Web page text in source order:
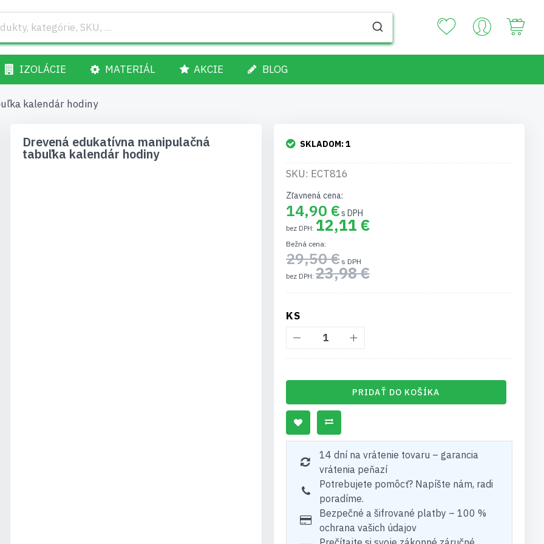
IZOLÁCIE MATERIÁL AKCIE BLOG
kalendár hodiny
Drevená edukatívna manipulačná
tabuľka kalendár hodiny
SKLADOM:1
SKU: ECT816
Zľavnená cena
14,90 €
12,11 €
Bežná cena
29,50 €
23,98 €
KS
PRIDAŤ DO KOŠÍKA
14 dní na vrátenie tovaru – garancia
vrátenia peňazí
Potrebujete pomôcť? Napíšte nám, radi
poradíme.
Bezpečné a šifrované platby – 100 %
ochrana vašich údajov